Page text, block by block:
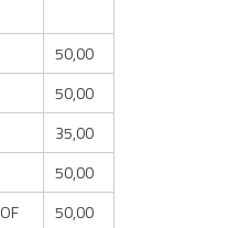
50,00
50,00
35,00
50,00
50,00